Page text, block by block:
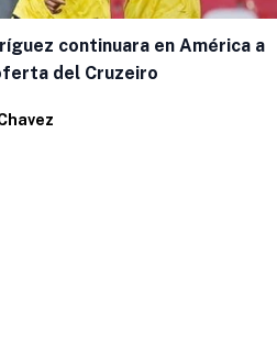
continuara en América a
del Cruzeiro